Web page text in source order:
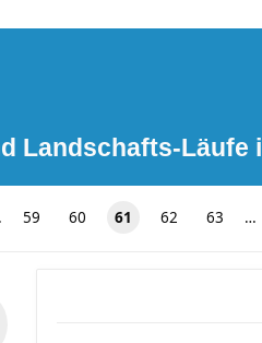
Landschafts-Läufe
59 60 61 62 63 …